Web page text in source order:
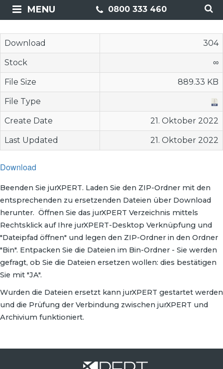
0800 333 460
MENU
Download 304
Stock ∞
File Size 889.33 KB
File Type
Create Date 21. Oktober 2022
Last Updated 21. Oktober 2022
Download
Beenden Sie jurXPERT. Laden Sie den ZIP-Ordner mit den
entsprechenden zu ersetzenden Dateien über Download
herunter. Öffnen Sie das jurXPERT Verzeichnis mittels
Rechtsklick auf Ihre jurXPERT-Desktop Verknüpfung und
"Dateipfad öffnen" und legen den ZIP-Ordner in den Ordner
"Bin". Entpacken Sie die Dateien im Bin-Ordner - Sie werden
gefragt, ob Sie die Dateien ersetzen wollen: dies bestätigen
Sie mit "JA".
Wurden die Dateien ersetzt kann jurXPERT gestartet werden
und die Prüfung der Verbindung zwischen jurXPERT und
Archivium funktioniert.